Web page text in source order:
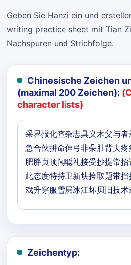
Geben Sie Hanzi ein und
writing practice sheet mit Tian
Nachspuren und Strichfolge.
Chinesische Zeichen
(maximal 200 Zeichen):
character lists)
Zeichentyp: